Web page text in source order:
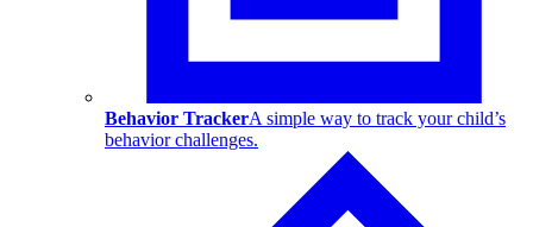
Behavior TrackerA simple way to track your child’s
behavior challenges.